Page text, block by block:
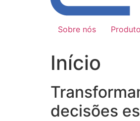
Sobre nós
Início
decisões